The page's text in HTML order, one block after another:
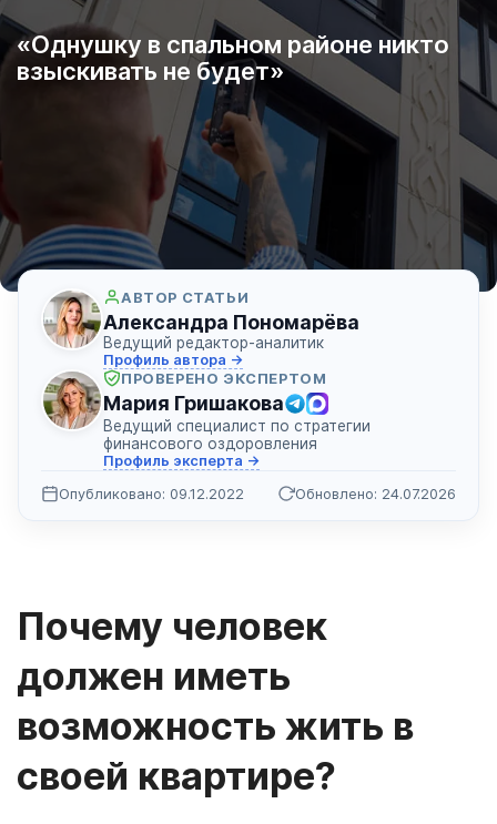
«Однушку в спальном районе никто
взыскивать не будет»
АВТОР СТАТЬИ
Александра Пономарёва
Ведущий редактор-аналитик
Профиль автора →
ПРОВЕРЕНО ЭКСПЕРТОМ
Мария Гришакова
Ведущий специалист по стратегии
финансового оздоровления
Профиль эксперта →
Опубликовано: 09.12.2022
Обновлено: 24.07.2026
Почему человек
должен иметь
возможность жить в
своей квартире?